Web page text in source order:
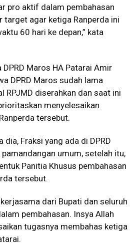
pro aktif dalam pembahasan
target agar ketiga Ranperda ini
60 hari ke depan,” kata
Maros HA Patarai Amir
DPRD Maros sudah lama
RPJMD diserahkan dan saat ini
menyelesaikan
tersebut.
dia, Fraksi yang ada di DPRD
umum, setelah itu,
Panitia Khusus pembahasan
tersebut.
dari Bupati dan seluruh
pembahasan. Insya Allah
tugasnya membahas ketiga